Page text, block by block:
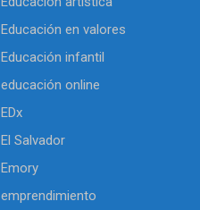
Educación en valores
Educación infantil
educación online
EDx
El Salvador
Emory
emprendimiento